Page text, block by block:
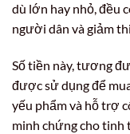
dù lớn hay nhỏ, đều
người dân và giảm
Số tiền này, tương
được sử dụng để
yếu phẩm và hỗ trợ
minh chứng cho tinh